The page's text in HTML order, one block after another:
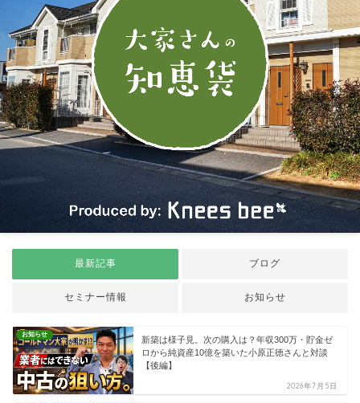
最新記事 ブログ
セミナー情報 お知らせ
お知らせ
新築は様子見。次の購入は？年収300万・貯金ゼ
ロから純資産10億を築いた小原正徳さんと対談
【後編】
2026年7月5日